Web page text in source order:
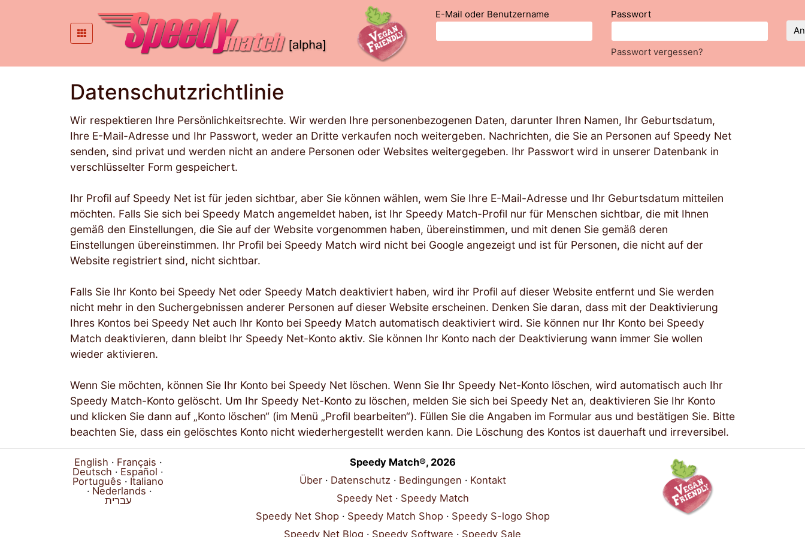
E-Mail oder Benutzername Passwort
Passwort vergessen?
Datenschutzrichtlinie
Wir respektieren Ihre Persönlichkeitsrechte. Wir werden Ihre personenbezogenen Daten, darunter Ihren Namen, Ihr Geburtsdatum,
Ihre E-Mail-Adresse und Ihr Passwort, weder an Dritte verkaufen noch weitergeben. Nachrichten, die Sie an Personen auf Speedy Net
senden, sind privat und werden nicht an andere Personen oder Websites weitergegeben. Ihr Passwort wird in unserer Datenbank in
verschlüsselter Form gespeichert.
Ihr Profil auf Speedy Net ist für jeden sichtbar, aber Sie können wählen, wem Sie Ihre E-Mail-Adresse und Ihr Geburtsdatum mitteilen
möchten. Falls Sie sich bei Speedy Match angemeldet haben, ist Ihr Speedy Match-Profil nur für Menschen sichtbar, die mit Ihnen
gemäß den Einstellungen, die Sie auf der Website vorgenommen haben, übereinstimmen, und mit denen Sie gemäß deren
Einstellungen übereinstimmen. Ihr Profil bei Speedy Match wird nicht bei Google angezeigt und ist für Personen, die nicht auf der
Website registriert sind, nicht sichtbar.
Falls Sie Ihr Konto bei Speedy Net oder Speedy Match deaktiviert haben, wird ihr Profil auf dieser Website entfernt und Sie werden
nicht mehr in den Suchergebnissen anderer Personen auf dieser Website erscheinen. Denken Sie daran, dass mit der Deaktivierung
Ihres Kontos bei Speedy Net auch Ihr Konto bei Speedy Match automatisch deaktiviert wird. Sie können nur Ihr Konto bei Speedy
Match deaktivieren, dann bleibt Ihr Speedy Net-Konto aktiv. Sie können Ihr Konto nach der Deaktivierung wann immer Sie wollen
wieder aktivieren.
Wenn Sie möchten, können Sie Ihr Konto bei Speedy Net löschen. Wenn Sie Ihr Speedy Net-Konto löschen, wird automatisch auch Ihr
Speedy Match-Konto gelöscht. Um Ihr Speedy Net-Konto zu löschen, melden Sie sich bei Speedy Net an, deaktivieren Sie Ihr Konto
und klicken Sie dann auf „Konto löschen“ (im Menü „Profil bearbeiten“). Füllen Sie die Angaben im Formular aus und bestätigen Sie. Bitte
beachten Sie, dass ein gelöschtes Konto nicht wiederhergestellt werden kann. Die Löschung des Kontos ist dauerhaft und irreversibel.
English
Français
Deutsch
Español
Português
Italiano
Nederlands
עברית
Speedy Match®, 2026
Über
Datenschutz Bedingungen
Kontakt
Speedy Net
Speedy Match
Speedy Net Shop
Speedy Match Shop
Speedy S-logo Shop
Speedy Net Blog
Speedy Software Speedy Sale